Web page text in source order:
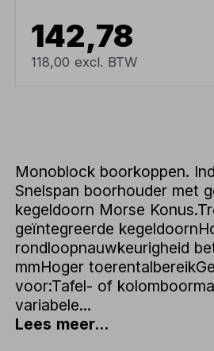
142,78
118,00 excl. BTW
Monoblock boorkoppen.
Snelspan boorhouder met
kegeldoorn Morse
geïntegreerde
rondloopnauwkeurigheid
mmHoger
voor:Tafel- of
variabele...
Lees meer...